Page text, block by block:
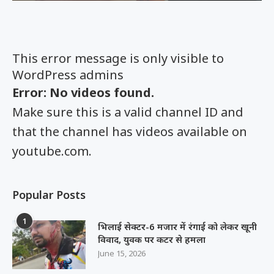
This error message is only visible to
WordPress admins
Error: No videos found.
Make sure this is a valid channel ID and
that the channel has videos available on
youtube.com.
Popular Posts
1
भिलाई सेक्टर-6 मजार में रंगाई को लेकर खूनी
विवाद, युवक पर कटर से हमला
June 15, 2026